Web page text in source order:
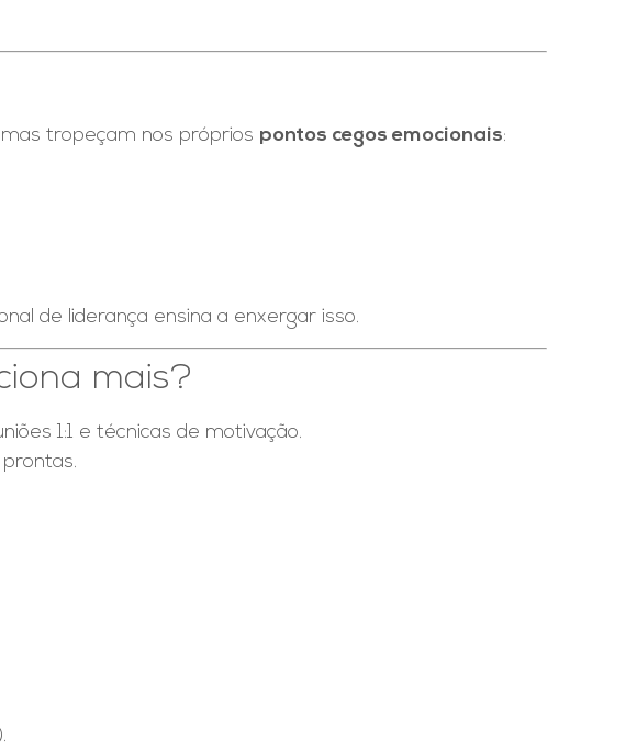
tropeçam nos próprios pontos cegos emocionais:
de liderança ensina a enxergar isso.
mais?
1:1 e técnicas de motivação.